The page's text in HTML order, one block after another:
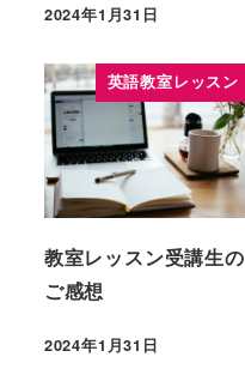
2024年1月31日
英語教室レッスン
教室レッスン受講生の
ご感想
2024年1月31日